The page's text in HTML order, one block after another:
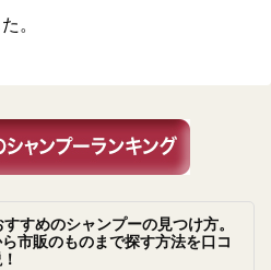
。
すめのシャンプーの見つけ方。
市販のものまで探す方法を口コ